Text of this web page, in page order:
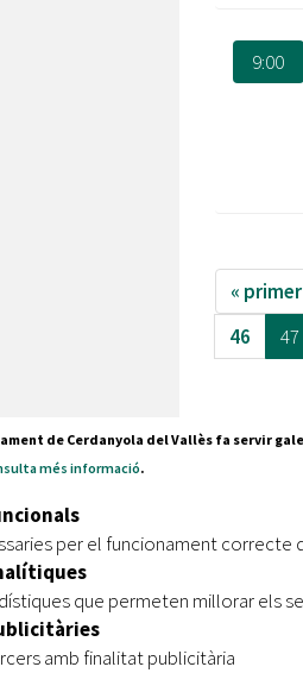
9:00
« primer
46
47
Tel. 935 80
| Protecció de dades
de Cerdanyola del Vallès fa servir
més informació.
per el funcionament correcte
que permeten millorar els
amb finalitat publicitària